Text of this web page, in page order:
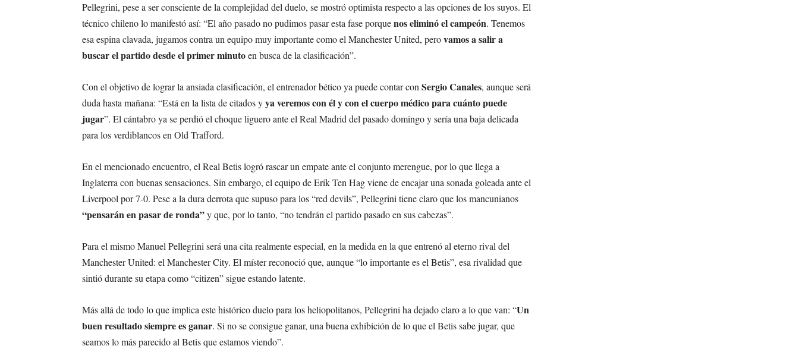
Pellegrini, pese a ser consciente de la complejidad del duelo, se mostró optimista respecto a las opciones de los suyos. El
técnico chileno lo manifestó así: “El año pasado no pudimos pasar esta fase porquenos eliminó el campeón. Tenemos
esa espina clavada, jugamos contra un equipo muy importante como el Manchester United, perovamos a salir a
buscar el partido desde el primer minutoen busca de la clasificación”.
Con el objetivo de lograr la ansiada clasificación, el entrenador bético ya puede contar conSergio Canales, aunque será
duda hasta mañana: “Está en la lista de citados yya veremos con él y con el cuerpo médico para cuánto puede
jugar”. El cántabro ya se perdió el choque liguero ante el Real Madrid del pasado domingo y sería una baja delicada
para los verdiblancos en Old Trafford.
En el mencionado encuentro, el Real Betis logró rascar un empate ante el conjunto merengue, por lo que llega a
Inglaterra con buenas sensaciones. Sin embargo, el equipo de Erik Ten Hag viene de encajar una sonada goleada ante el
Liverpool por 7-0. Pese a la dura derrota que supuso para los “red devils”, Pellegrini tiene claro que los mancunianos
“pensarán en pasar de ronda”y que, por lo tanto, “no tendrán el partido pasado en sus cabezas”.
Para el mismo Manuel Pellegrini será una cita realmente especial, en la medida en la que entrenó al eterno rival del
Manchester United: el Manchester City. El míster reconoció que, aunque “lo importante es el Betis”, esa rivalidad que
sintió durante su etapa como “citizen” sigue estando latente.
Más allá de todo lo que implica este histórico duelo para los heliopolitanos, Pellegrini ha dejado claro a lo que van: “Un
buen resultado siempre es ganar. Si no se consigue ganar, una buena exhibición de lo que el Betis sabe jugar, que
seamos lo más parecido al Betis que estamos viendo”.